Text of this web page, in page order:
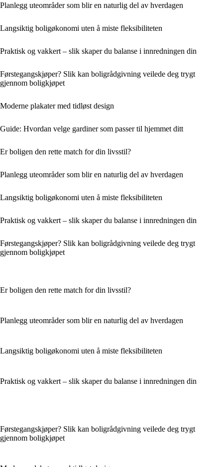
Planlegg uteområder som blir en naturlig del av hverdagen
Langsiktig boligøkonomi uten å miste fleksibiliteten
Praktisk og vakkert – slik skaper du balanse i innredningen din
Førstegangskjøper? Slik kan boligrådgivning veilede deg trygt
gjennom boligkjøpet
Moderne plakater med tidløst design
Guide: Hvordan velge gardiner som passer til hjemmet ditt
Er boligen den rette match for din livsstil?
Planlegg uteområder som blir en naturlig del av hverdagen
Langsiktig boligøkonomi uten å miste fleksibiliteten
Praktisk og vakkert – slik skaper du balanse i innredningen din
Førstegangskjøper? Slik kan boligrådgivning veilede deg trygt
gjennom boligkjøpet
Er boligen den rette match for din livsstil?
Planlegg uteområder som blir en naturlig del av hverdagen
Langsiktig boligøkonomi uten å miste fleksibiliteten
Praktisk og vakkert – slik skaper du balanse i innredningen din
Førstegangskjøper? Slik kan boligrådgivning veilede deg trygt
gjennom boligkjøpet